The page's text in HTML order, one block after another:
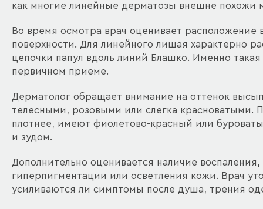
как многие линейные дерматозы внешне похожи
Во время осмотра врач оценивает
поверхности. Для линейного лишая характерно
цепочки папул вдоль линий Блашко. Именно
первичном приеме.
Дерматолог обращает внимание на оттенок
телесными, розовыми или слегка
плотнее, имеют фиолетово-красный или
и зудом.
Дополнительно оценивается наличие
гиперпигментации или осветления кожи. Врач
усиливаются ли симптомы после душа, трения